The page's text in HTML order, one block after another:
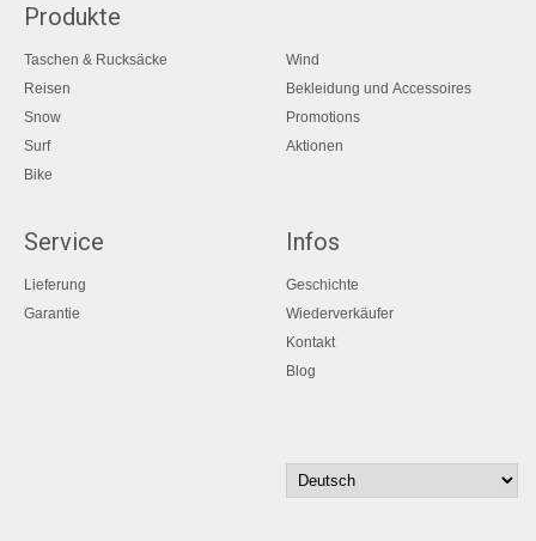
Produkte
Taschen & Rucksäcke
Reisen
Snow
Surf
Bike
Wind
Bekleidung und Accessoires
Promotions
Aktionen
Service
Lieferung
Garantie
Infos
Geschichte
Wiederverkäufer
Kontakt
Blog